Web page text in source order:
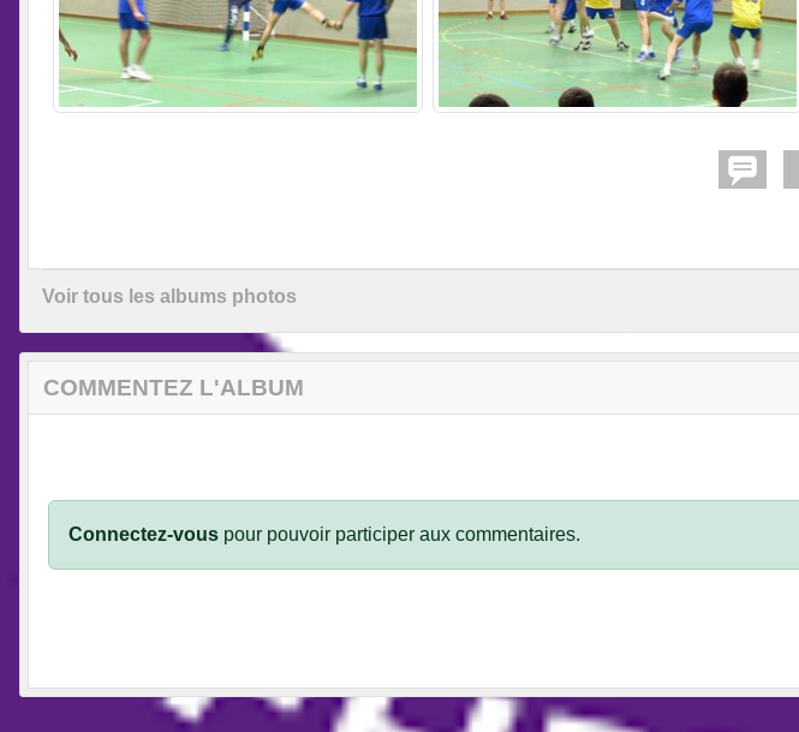
Voir tous les albums photos
COMMENTEZ L'ALBUM
Connectez-vous pour pouvoir participer aux commentaires.